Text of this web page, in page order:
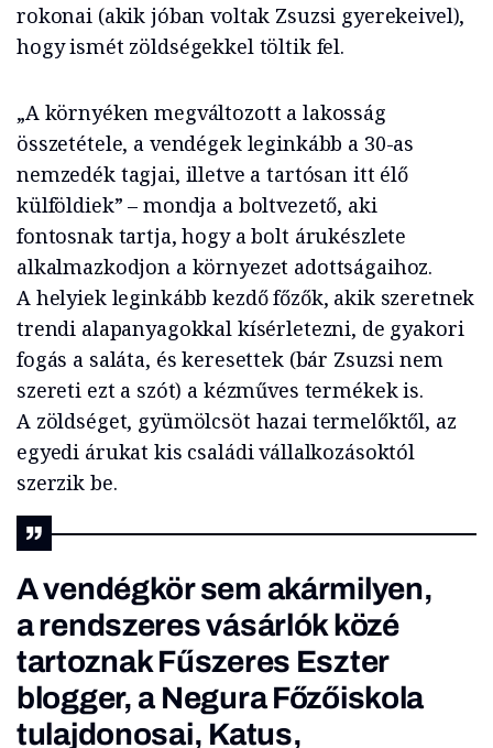
rokonai (akik jóban voltak Zsuzsi gyerekeivel),
hogy ismét zöldségekkel töltik fel.
„A környéken megváltozott a lakosság
összetétele, a vendégek leginkább a 30-as
nemzedék tagjai, illetve a tartósan itt élő
külföldiek” – mondja a boltvezető, aki
fontosnak tartja, hogy a bolt árukészlete
alkalmazkodjon a környezet adottságaihoz.
A helyiek leginkább kezdő főzők, akik szeretnek
trendi alapanyagokkal kísérletezni, de gyakori
fogás a saláta, és keresettek (bár Zsuzsi nem
szereti ezt a szót) a kézműves termékek is.
A zöldséget, gyümölcsöt hazai termelőktől, az
egyedi árukat kis családi vállalkozásoktól
szerzik be.
A vendégkör sem akármilyen,
a rendszeres vásárlók közé
tartoznak Fűszeres Eszter
blogger, a Negura Főzőiskola
tulajdonosai, Katus,